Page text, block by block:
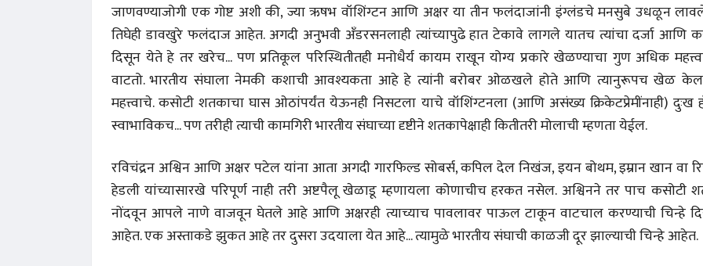
जाणवण्याजोगी एक गोष्ट अशी की, ज्या ऋषभ वॉशिंग्टन आणि अक्षर या तीन फलंदाजांनी इंग्लंडचे मनसुबे उधळून
तिघेही डावखुरे फलंदाज आहेत. अगदी अनुभवी अँडरसनलाही त्यांच्यापुढे हात टेकावे लागले यातच त्यांचा दर्जा आणि
दिसून येते हे तर खरेच... पण प्रतिकूल परिस्थितीतही मनोधैर्य कायम राखून योग्य प्रकारे खेळण्याचा गुण अधिक
वाटतो. भारतीय संघाला नेमकी कशाची आवश्यकता आहे हे त्यांनी बरोबर ओळखले होते आणि त्यानुरूपच खेळ
महत्त्वाचे. कसोटी शतकाचा घास ओठांपर्यंत येऊनही निसटला याचे वॉशिंग्टनला (आणि असंख्य क्रिकेटप्रेमींनाही) दुःख
स्वाभाविकच... पण तरीही त्याची कामगिरी भारतीय संघाच्या दृष्टीने शतकापेक्षाही कितीतरी मोलाची म्हणता येईल.
रविचंद्रन अश्विन आणि अक्षर पटेल यांना आता अगदी गारफिल्ड सोबर्स, कपिल देल निखंज, इयन बोथम, इम्रान खान वा
हेडली यांच्यासारखे परिपूर्ण नाही तरी अष्टपैलू खेळाडू म्हणायला कोणाचीच हरकत नसेल. अश्विनने तर पाच कसोटी
नोंदवून आपले नाणे वाजवून घेतले आहे आणि अक्षरही त्याच्याच पावलावर पाऊल टाकून वाटचाल करण्याची चिन्हे
आहेत. एक अस्ताकडे झुकत आहे तर दुसरा उदयाला येत आहे... त्यामुळे भारतीय संघाची काळजी दूर झाल्याची चिन्हे आहेत.
दरम्यान विम्बल्डन
आ. श्री. केतकर
14 Jul 2026
भाषण
१५५ सदाशिव पेठ, सातारा :
लोकविलक्षण दाभोलकर
कुटुंबाची कथा
ज्ञानदेव म्हस्के, डॉ. शैला
दाभोलकर, दत्तप्रसाद दाभोळकर,
दत्ता दामोदर नायक
लेख
मतदारांची फसवणूक आणि
गुन्हेगारांची पाठराखण
आ. श्री. केतकर
07 Jul 2026
दरम्यान विम्बल्डन
आ. श्री. केतकर
14 Jul 2026
भाषण
१५५ सदाशिव पेठ,
लोकविलक्षण
कुटुंबाची कथा
ज्ञानदेव म्हस्के,
दाभोलकर, दत्तप्रसाद
दत्ता दामोदर नायक
लेख
मतदारांची
गुन्हेगारांची
आ. श्री. केतकर
07 Jul 2026